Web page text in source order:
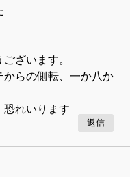
ざいます。
からの側転、一か八か
恐れいります
返信